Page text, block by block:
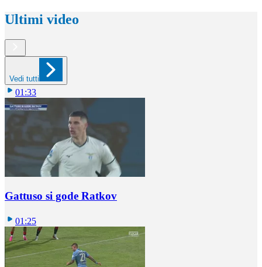
Ultimi video
Vedi tutti
01:33
Gattuso si gode Ratkov
01:25